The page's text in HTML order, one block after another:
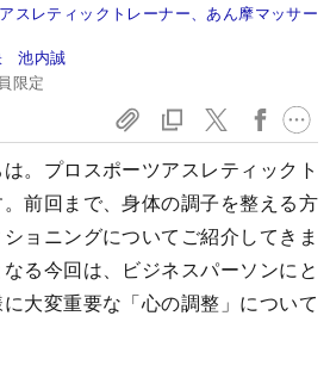
スレティックトレーナー、あん摩マッサー
池内誠
限定
。プロスポーツアスレティックト
前回まで、身体の調子を整える方
ョニングについてご紹介してきま
る今回は、ビジネスパーソンにと
大変重要な「心の調整」について